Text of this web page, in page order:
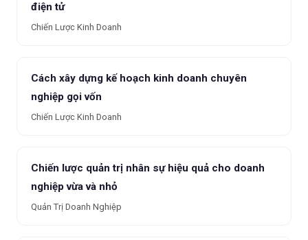
điện tử
Chiến Lược Kinh Doanh
Cách xây dựng kế hoạch kinh doanh chuyên
nghiệp gọi vốn
Chiến Lược Kinh Doanh
Chiến lược quản trị nhân sự hiệu quả cho doanh
nghiệp vừa và nhỏ
Quản Trị Doanh Nghiệp